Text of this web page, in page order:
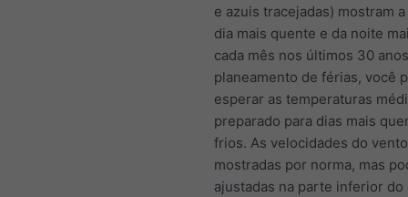
e azuis tracejadas) mostram
dia mais quente e da noite
cada mês nos últimos 30
planeamento de férias, você
esperar as temperaturas
preparado para dias mais
frios. As velocidades do
mostradas por norma, mas
ajustadas na parte inferior do